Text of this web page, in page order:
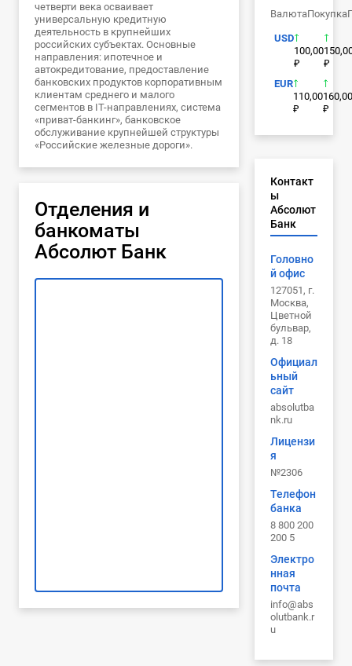
четверти века осваивает
универсальную кредитную
деятельность в крупнейших
российских субъектах. Основные
направления: ипотечное и
автокредитование, предоставление
банковских продуктов корпоративным
клиентам среднего и малого
сегментов в IT-направлениях, система
«приват-банкинг», банковское
обслуживание крупнейшей структуры
«Российские железные дороги».
Отделения и
банкоматы
Абсолют Банк
ВалютаПокупка
USD
100,00
₽
₽
EUR
110,00
₽
160,00
₽
Контакт
ы
Абсолют
Банк
Головно
й офис
127051, г.
Москва,
Цветной
бульвар,
д. 18
Официал
ьный
сайт
absolutba
nk.ru
Лицензи
я
№2306
Телефон
банка
8 800 200
200 5
Электро
нная
почта
info@abs
olutbank.r
u